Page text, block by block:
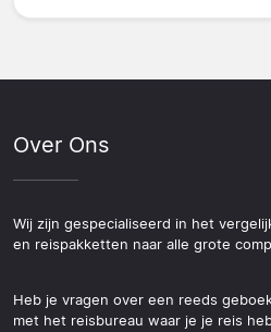
Over Ons
Wij zijn gespecialiseerd in het
en reispakketten naar alle grote
Heb je vragen over een reeds
met het reisbureau waar je je reis